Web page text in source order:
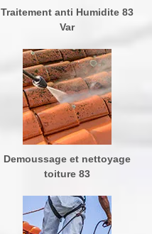
Traitement anti Humidite 83
Var
Demoussage et nettoyage
toiture 83